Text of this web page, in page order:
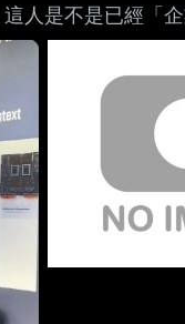
人是不是已經「
、夜市好吃、供
迴演唱會 然後每
結果隔年再來一
坐